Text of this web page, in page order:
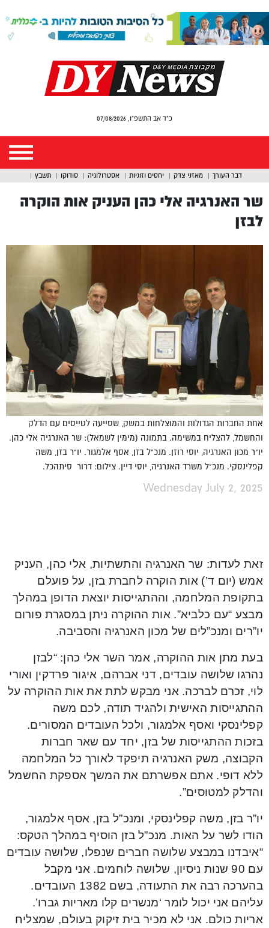
כ"ד אב התשפ"ו, 07/08/2026
דבר העורך מאזני צדק יחסים וזוגיות אסטרולוגיה סודוקו תשבץ
שר האנרגיה אלי כהן העניק אות הוקרה
לבזן
אחת החברות הגדולות והמוצלחות במשק, שסייעה לטייסים עם הדלק
והחשמל, להצליח במשימה. בתמונה (מימין לשמאל): שר האנרגיה אלי כהן.
יו"ר מכון האנרגיה, יוסי רוזן. מנכ"ל בזן, אסף אלמגור. יו"ר בזן, משה
קפלינסקי. מנכ"ל משרד האנרגיה, יוסי דיין. צילום: דרור סיתהכל.
Wednesday July 2, 2025
זאת לעדות: שר האנרגיה והתשתיות, אלי כהן, העניק
אמש (יום ד’) אות הוקרה לחברת בזן, על פועלם
בתקופת המלחמה, וההתגייסות יוצאת הדופן במהלך
מבצע “עם כלביא”. אות ההוקרה ניתן במסגרת פורום
יו”רים ומנכ”לים של מכון האנרגיה והסביבה.
בעת מתן אות ההוקרה, אמר השר אלי כהן: “לבזן
נהרגו שלושה עובדים, דני אברהם, איגור פרדקין ואורי
לוי, זכרם לברכה. אני מבקש לתת את אות ההוקרה על
ההתגייסות האישית ולהגיד תודה, לכם משה
קפלינסקי ואסף אלמגור, ולכל העובדים המסורים.
בזכות ההתגייסות של בזן, יחד עם שאר חברות
הקבוצה, משק האנרגיה תיפקד לאורך כל המלחמה
ללא דופי. אתם אפשרתם את המשך אספקת החשמל
והדלק למטוסים”.
יו”ר בזן, משה קפלינסקי, ומנכ”ל בזן, אסף אלמגור,
הודו לשר על האות. מנכ”ל בזן הוסיף במהלך הטקס:
“איבדנו במבצע שלושה חברים שנפלו, שלושה עובדים
עם 90 שנות ניסיון, שלושה לוחמים. אני מקבל
בהערכה רבה את התעודה, בשם 1382 העובדים.
עליהם אני יכול לומר ‘מנשרים קלו מאריות גברו’.
אריות כולם. אני לא מכיר בית זיקוק בעולם, שמצליח